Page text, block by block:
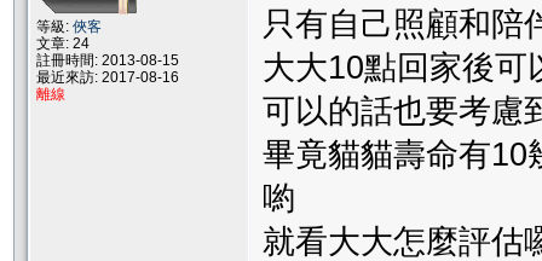
等級: 俠客
文章: 24
註冊時間: 2013-08-15
最近來訪: 2017-08-16
離線
只有自己照顧和陪
大大10點回家後可
可以的話也要考慮
畢竟貓貓壽命有10
喲
就看大大怎麼評估